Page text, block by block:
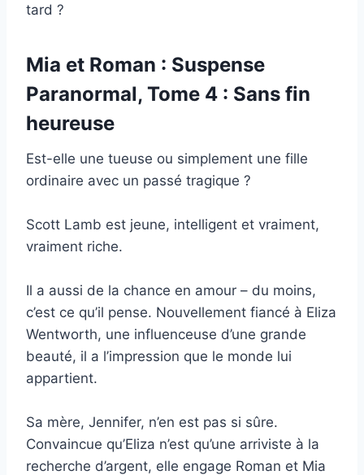
tard ?
Mia et Roman : Suspense
Paranormal, Tome 4 : Sans fin
heureuse
Est-elle une tueuse ou simplement une fille
ordinaire avec un passé tragique ?
Scott Lamb est jeune, intelligent et vraiment,
vraiment riche.
Il a aussi de la chance en amour – du moins,
c’est ce qu’il pense. Nouvellement fiancé à Eliza
Wentworth, une influenceuse d’une grande
beauté, il a l’impression que le monde lui
appartient.
Sa mère, Jennifer, n’en est pas si sûre.
Convaincue qu’Eliza n’est qu’une arriviste à la
recherche d’argent, elle engage Roman et Mia